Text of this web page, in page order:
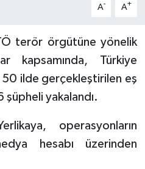
A- A+
terör örgütüne yönelik
kapsamında, Türkiye
ilde gerçekleştirilen eş
şüpheli yakalandı.
operasyonların
hesabı üzerinden